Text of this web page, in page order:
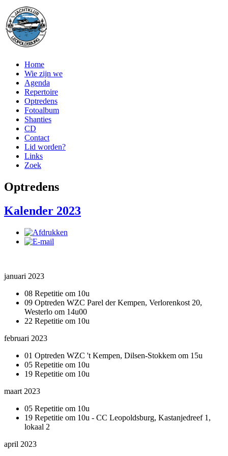
Home
Wie zijn we
Agenda
Repertoire
Optredens
Fotoalbum
Shanties
CD
Contact
Lid worden?
Links
Zoek
Optredens
Kalender 2023
januari 2023
08 Repetitie om 10u
09 Optreden WZC Parel der Kempen, Verlorenkost 20,
Westerlo om 14u00
22 Repetitie om 10u
februari 2023
01 Optreden WZC 't Kempen, Dilsen-Stokkem om 15u
05 Repetitie om 10u
19 Repetitie om 10u
maart 2023
05 Repetitie om 10u
19 Repetitie om 10u - CC Leopoldsburg, Kastanjedreef 1,
lokaal 2
april 2023